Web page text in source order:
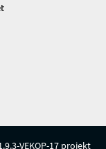
VEKOP-17 projekt